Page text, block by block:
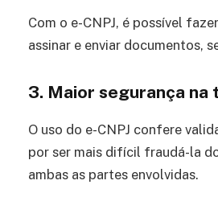
Com o e-CNPJ, é possível
assinar e enviar documentos,
3. Maior segurança na
O uso do e-CNPJ confere
por ser mais difícil fraudá-la
ambas as partes envolvidas.